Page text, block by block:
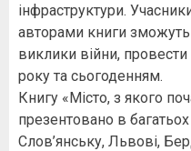
інфраструктури.
авторами книги зможуть
виклики війни,
року та сьогоденням.
Книгу «Місто, з якого
презентовано в
Слов’янську, Львові,